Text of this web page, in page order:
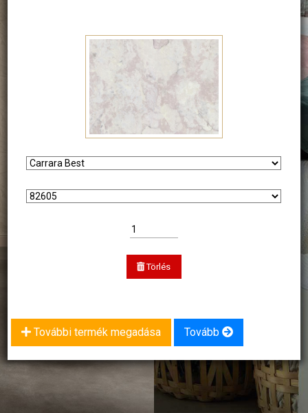
Törlés
További termék megadása Tovább